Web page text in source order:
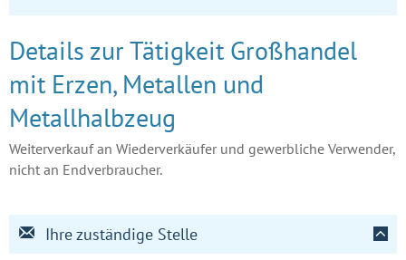
Details zur Tätigkeit Großhandel
mit Erzen, Metallen und
Metallhalbzeug
Weiterverkauf an Wiederverkäufer und gewerbliche Verwender,
nicht an Endverbraucher.
Ihre zuständige Stelle